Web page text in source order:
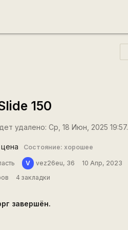
150
удалено: Ср, 18 Июн, 2025 19:57.
Состояние: хорошее
V vez26eu, 36 10 Апр, 2023
4 закладки
завершён.